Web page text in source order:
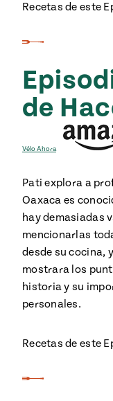
Recetas de este
de
Vélo Ahora
Pati explora a
Oaxaca es
hay demasiadas
mencionarlas
desde su cocina,
mostrara los
historia y su
personales.
Recetas de este